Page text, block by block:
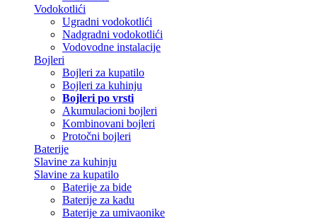
Vodokotlići
Ugradni vodokotlići
Nadgradni vodokotlići
Vodovodne instalacije
Bojleri
Bojleri za kupatilo
Bojleri za kuhinju
Bojleri po vrsti
Akumulacioni bojleri
Kombinovani bojleri
Protočni bojleri
Baterije
Slavine za kuhinju
Slavine za kupatilo
Baterije za bide
Baterije za kadu
Baterije za umivaonike